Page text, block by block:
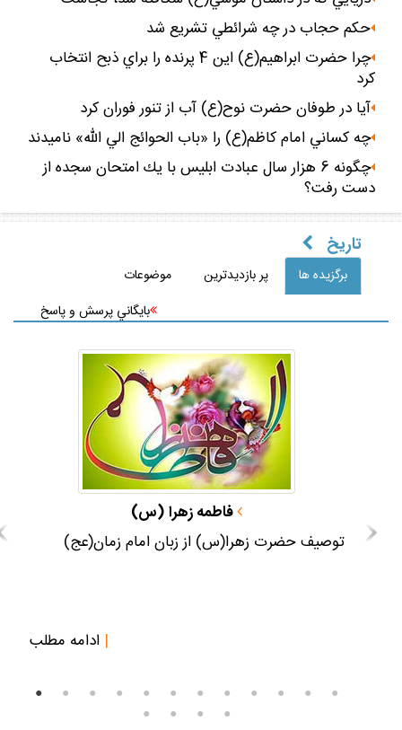
حكم حجاب در چه شرائطي تشريع شد
چرا حضرت ابراهيم(ع) اين 4 پرنده را براي ذبح انتخاب
كرد
آيا در طوفان حضرت نوح(ع) آب از تنور فوران كرد
چه كساني امام كاظم(ع) را «باب الحوائج الي الله» ناميدند
چگونه 6 هزار سال عبادت ابليس با يك امتحان سجده از
دست رفت؟
تاريخ
برگزيده ها پر بازديدترين
موضوعات
بايگاني پرسش و پاسخ
فاطمه زهرا (س)
توصيف حضرت زهرا(س) از زبان امام زمان(عج)
| ادامه مطلب